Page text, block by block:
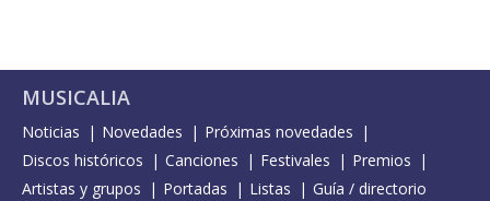
MUSICALIA
Noticias Novedades
Próximas novedades
Discos históricos
Canciones Festivales
Premios
Artistas y grupos
Portadas Listas Guía / directorio